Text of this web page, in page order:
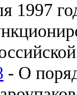
1997
- О